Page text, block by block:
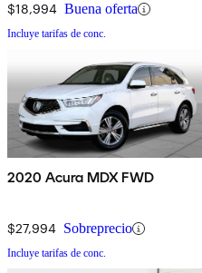
$18,994 Buena oferta
Incluye tarifas de conc.
2020 Acura MDX FWD
$27,994 Sobreprecio
Incluye tarifas de conc.